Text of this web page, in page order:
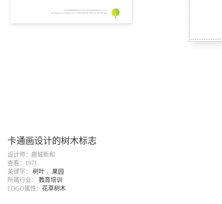
卡通画设计的树木标志
设计师：鹿城新和
查看：1971
关键字： 树叶 ， 果园
所属行业： 教育培训
LOGO属性： 花草树木